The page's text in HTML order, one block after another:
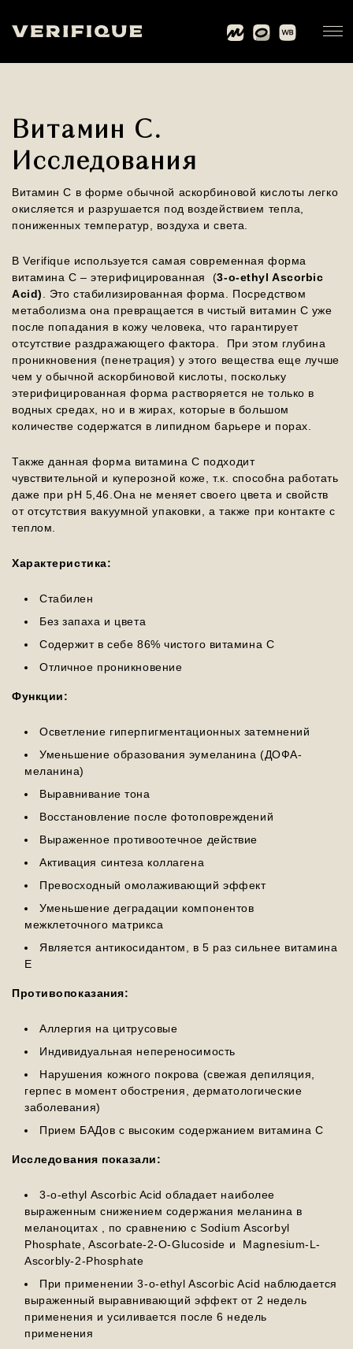
Витамин С.
Исследования
Витамин С в форме обычной аскорбиновой кислоты легко
окисляется и разрушается под воздействием тепла,
пониженных температур, воздуха и света.
В Verifique используется самая современная форма
витамина С – этерифицированная (3-o-ethyl Ascorbic
Acid)
. Это стабилизированная форма. Посредством
метаболизма она превращается в чистый витамин С уже
после попадания в кожу человека, что гарантирует
отсутствие раздражающего фактора. При этом глубина
проникновения (пенетрация) у этого вещества еще лучше
чем у обычной аскорбиновой кислоты, поскольку
этерифицированная форма растворяется не только в
водных средах, но и в жирах, которые в большом
количестве содержатся в липидном барьере и порах.
Также данная форма витамина С подходит
чувствительной и куперозной коже, т.к. способна работать
даже при pH 5,46.Она не меняет своего цвета и свойств
от отсутствия вакуумной упаковки, а также при контакте с
теплом.
Характеристика:
Стабилен
Без запаха и цвета
Содержит в себе 86% чистого витамина С
Отличное проникновение
Функции:
Осветление гиперпигментационных затемнений
Уменьшение образования эумеланина (ДОФА-
меланина)
Выравнивание тона
Восстановление после фотоповреждений
Выраженное противоотечное действие
Активация синтеза коллагена
Превосходный омолаживающий эффект
Уменьшение деградации компонентов
межклеточного матрикса
Является антикосидантом, в 5 раз сильнее витамина
Е
Противопоказания:
Аллергия на цитрусовые
Индивидуальная непереносимость
Нарушения кожного покрова (свежая депиляция,
герпес в момент обострения, дерматологические
заболевания)
Прием БАДов с высоким содержанием витамина С
Исследования показали:
3-o-ethyl Ascorbic Acid обладает наиболее
выраженным снижением содержания меланина в
меланоцитах , по сравнению с Sodium Ascorbyl
Phosphate, Ascorbate-2-O-Glucoside и Magnesium-L-
Ascorbly-2-Phosphate
При применении 3-o-ethyl Ascorbic Acid наблюдается
выраженный выравнивающий эффект от 2 недель
применения и усиливается после 6 недель
применения